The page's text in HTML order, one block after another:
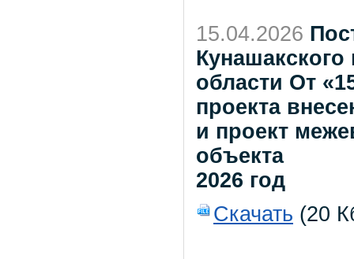
15.04.2026
области От
проекта
и проект
объекта
2026 год
Скачать (20